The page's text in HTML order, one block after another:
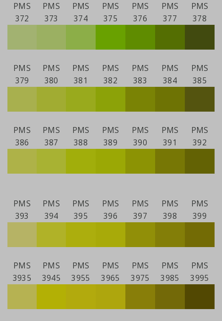
PMS
372
PMS
373
PMS
374
PMS
375
PMS
376
PMS
377
PMS
378
PMS
379
PMS
380
PMS
381
PMS
382
PMS
383
PMS
384
PMS
385
PMS
386
PMS
387
PMS
388
PMS
389
PMS
390
PMS
391
PMS
392
PMS
393
PMS
394
PMS
395
PMS
396
PMS
397
PMS
398
PMS
399
PMS
3935
PMS
3945
PMS
3955
PMS
3965
PMS
3975
PMS
3985
PMS
3995